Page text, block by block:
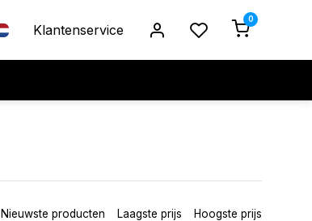
Klantenservice
0
Nieuwste producten Laagste prijs Hoogste prijs